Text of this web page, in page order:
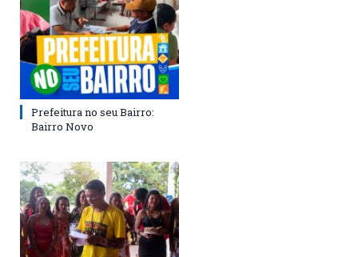
Prefeitura no seu Bairro:
Bairro Novo